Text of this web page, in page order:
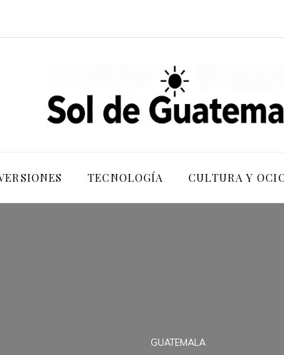
TECNOLOGÍA CULTURA Y
GUATEMALA